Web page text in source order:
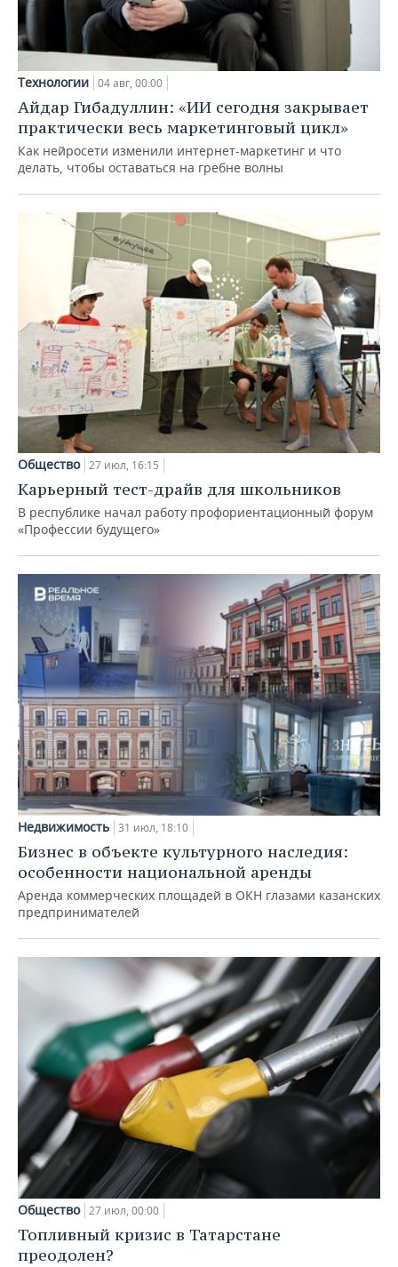
Технологии 04 авг, 00:00
Айдар Гибадуллин: «ИИ сегодня закрывает
практически весь маркетинговый цикл»
Как нейросети изменили интернет-маркетинг и что
делать, чтобы оставаться на гребне волны
Общество 27 июл, 16:15
Карьерный тест-драйв для школьников
В республике начал работу профориентационный форум
«Профессии будущего»
Недвижимость 31 июл, 18:10
Бизнес в объекте культурного наследия:
особенности национальной аренды
Аренда коммерческих площадей в ОКН глазами казанских
предпринимателей
Общество 27 июл, 00:00
Топливный кризис в Татарстане
преодолен?